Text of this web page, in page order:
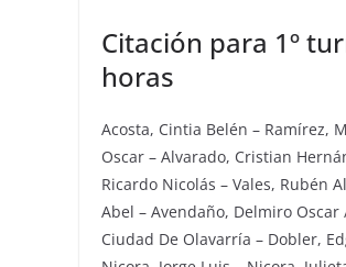
Citación para 1º
horas
Acosta, Cintia Belén – Ramírez,
Oscar – Alvarado, Cristian
Ricardo Nicolás – Vales, Rubén
Abel – Avendaño, Delmiro
Ciudad De Olavarría – Dobler,